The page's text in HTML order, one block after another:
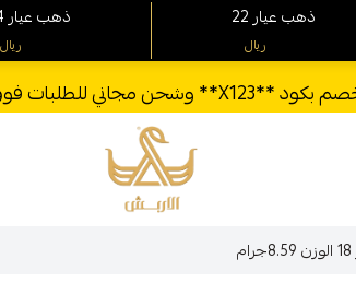
الأربش للذهب
24 ذهب عيار
ريال
22 ذهب عيار
ريال